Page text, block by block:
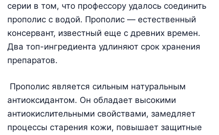
серии в том, что профессору удалось соединить
прополис с водой. Прополис — естественный
консервант, известный еще с древних времен.
Два топ-ингредиента удлиняют срок хранения
препаратов.
Прополис является сильным натуральным
антиоксидантом. Он обладает высокими
антиокислительными свойствами, замедляет
процессы старения кожи, повышает защитные